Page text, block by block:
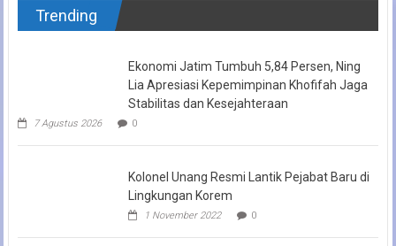
Trending
Ekonomi Jatim Tumbuh 5,84 Persen, Ning
Lia Apresiasi Kepemimpinan Khofifah Jaga
Stabilitas dan Kesejahteraan
7 Agustus 2026 0
Kolonel Unang Resmi Lantik Pejabat Baru di
Lingkungan Korem
1 November 2022 0